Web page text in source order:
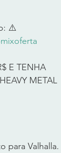
⚠️
E TENHA
METAL
para Valhalla.